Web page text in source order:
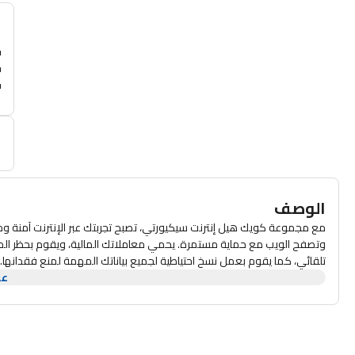
الوصف
مع مجموعة كويك هيل إنترنت سيكيورتي، تصبح تجربتك عبر الإنترنت آمنة
وتصفح الويب مع حماية مستمرة. يحمي معاملاتك المالية، ويقوم بحظر
تلقائي، كما يقوم بعمل نسخ احتياطية لجميع بياناتك المهمة لمنع